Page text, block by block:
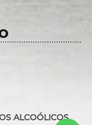
ALCOÓLICOS